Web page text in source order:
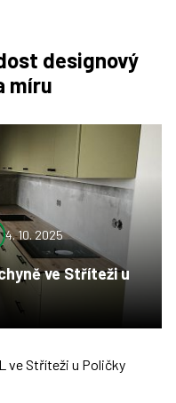
designový
míru
4. 10. 2025
ve Stříteži u
ve Stříteži u Poličky